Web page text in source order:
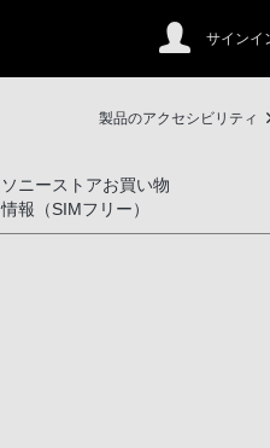
サインイ
製品のアクセシビリティ
ソニーストアお買い物
情報（SIMフリー）